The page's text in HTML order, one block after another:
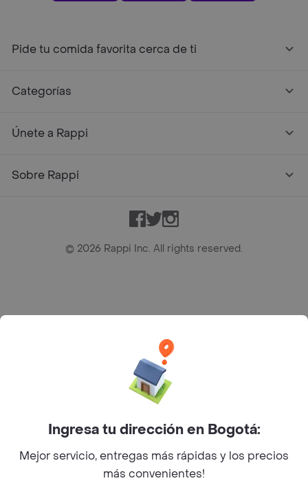
Pide tu comida favorita cerca de ti
Categorías
Únete a Rappi
Sobre Rappi
Facebook
TwitterInstagram
© 2026 Rappi Inc. All rights reserved.
Bogotá D.C. --- notificacionesrappi@rappi.com
Ingresa tu dirección en Bogotá:
Mejor servicio, entregas más rápidas y los precios
más convenientes!